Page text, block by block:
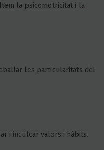
la psicomotricitat i la
les particularitats del
i inculcar valors i hàbits.